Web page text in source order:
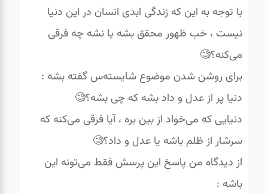
با توجه به این که زندگی ابدی انسان در این دنیا
نیست ، خب ظهور محقق بشه یا نشه چه فرقی
می‌کنه؟🧐
برای روشن شدن موضوع شایسته‌س گفته بشه :
دنیا پر از عدل و داد بشه که چی بشه؟🧐
دنیایی که می‌خواد از بین بره ، آیا فرقی می‌کنه که
سرشار از ظلم باشه یا عدل و داد؟🧐
از دیدگاه من پاسخ این پرسش فقط می‌تونه این
باشه :